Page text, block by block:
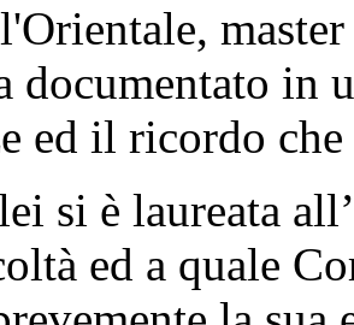
in
ed il ricordo
si è laureata
ed a quale